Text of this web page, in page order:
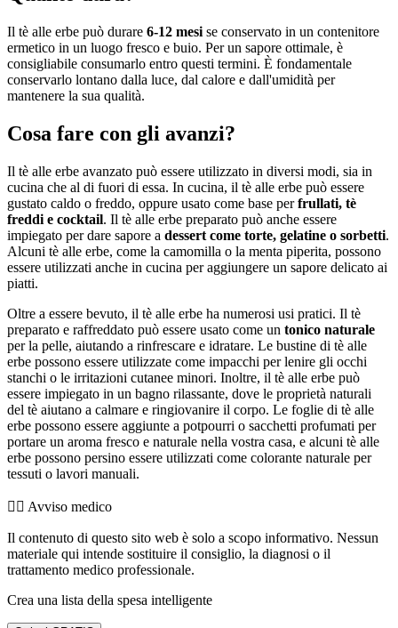
Il tè alle erbe può durare 6-12 mesi se conservato in un contenitore
ermetico in un luogo fresco e buio. Per un sapore ottimale, è
consigliabile consumarlo entro questi termini. È fondamentale
conservarlo lontano dalla luce, dal calore e dall'umidità per
mantenere la sua qualità.
Cosa fare con gli avanzi?
Il tè alle erbe avanzato può essere utilizzato in diversi modi, sia in
cucina che al di fuori di essa. In cucina, il tè alle erbe può essere
gustato caldo o freddo, oppure usato come base perfrullati, tè
freddi e cocktail. Il tè alle erbe preparato può anche essere
impiegato per dare sapore a dessert come torte, gelatine o sorbetti.
Alcuni tè alle erbe, come la camomilla o la menta piperita, possono
essere utilizzati anche in cucina per aggiungere un sapore delicato ai
piatti.
Oltre a essere bevuto, il tè alle erbe ha numerosi usi pratici. Il tè
preparato e raffreddato può essere usato come un tonico naturale
per la pelle, aiutando a rinfrescare e idratare. Le bustine di tè alle
erbe possono essere utilizzate come impacchi per lenire gli occhi
stanchi o le irritazioni cutanee minori. Inoltre, il tè alle erbe può
essere impiegato in un bagno rilassante, dove le proprietà naturali
del tè aiutano a calmare e ringiovanire il corpo. Le foglie di tè alle
erbe possono essere aggiunte a potpourri o sacchetti profumati per
portare un aroma fresco e naturale nella vostra casa, e alcuni tè alle
erbe possono persino essere utilizzati come colorante naturale per
tessuti o lavori manuali.
👨‍⚕️️ Avviso medico
Il contenuto di questo sito web è solo a scopo informativo. Nessun
materiale qui intende sostituire il consiglio, la diagnosi o il
trattamento medico professionale.
Crea una lista della spesa intelligente